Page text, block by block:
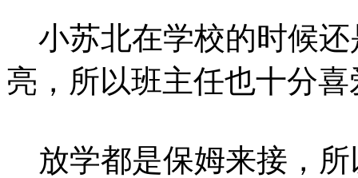
小苏北在学校的时候还
亮，所以班主任也十分喜
放学都是保姆来接，所